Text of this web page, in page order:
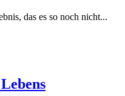
das es so noch nicht...